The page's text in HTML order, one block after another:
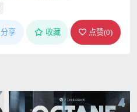
分享 收藏 点赞(0)